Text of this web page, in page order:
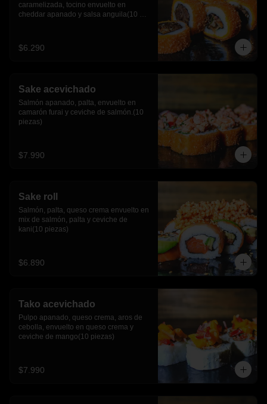
caramelizada, tocino envuelto en
cheddar apanado y salsa anguila(10
$6.290
Sake acevichado
Salmón apanado, palta, envuelto en
camarón furai y ceviche de salmón.(10
piezas)
$7.990
Sake roll
Salmón, palta, queso crema envuelto en
mix de salmón, palta y ceviche de
kani(10 piezas)
$6.890
Tako acevichado
Pulpo apanado, queso crema, aros de
cebolla, envuelto en queso crema y
ceviche de mango(10 piezas)
$7.990